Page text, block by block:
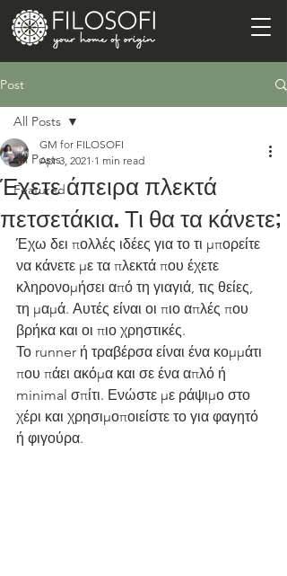
Post
All Posts
Featured
All Posts
Έχετε άπειρα πλεκτά
πετσετάκια. Τι θα τα κάνετε;
GM for FILOSOFI
Apr 3, 2021 1 min read
Έχω δει πολλές ιδέες για το τι μπορείτε
να κάνετε με τα πλεκτά που έχετε
κληρονομήσει από τη γιαγιά, τις θείες,
τη μαμά. Αυτές είναι οι πιο απλές που
βρήκα και οι πιο χρηστικές.
Το runner ή τραβέρσα είναι ένα κομμάτι
που πάει ακόμα και σε ένα απλό ή
minimal σπίτι. Ενώστε με ράψιμο στο
χέρι και χρησιμοποιείστε το για φαγητό
ή φιγούρα.